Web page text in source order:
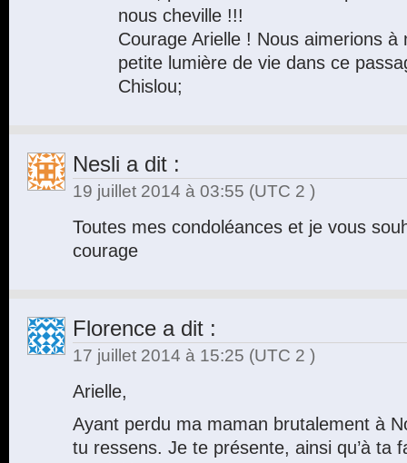
nous cheville !!!
Courage Arielle ! Nous aimerions
petite lumière de vie dans ce
Chislou;
Nesli a dit :
19 juillet 2014 à 03:55 (UTC 2 )
Toutes mes condoléances et je vous
courage
Florence a dit :
17 juillet 2014 à 15:25 (UTC 2 )
Arielle,
Ayant perdu ma maman brutalement à
tu ressens. Je te présente, ainsi qu’à ta